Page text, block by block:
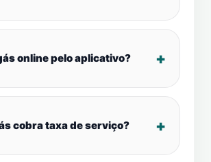
online pelo aplicativo?
cobra taxa de serviço?